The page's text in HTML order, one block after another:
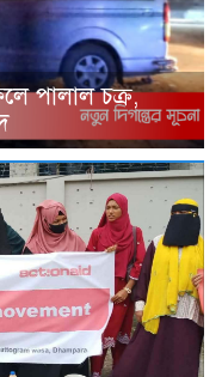
পালাল চক্র,